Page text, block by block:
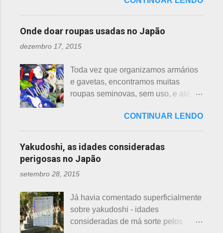
percebeu, pois além da aranha ser
pequena, ele havia...
flores de lotus são grandes, que
brotam de hastes compridas e em
apenas 3 cores, branca, creme e
largas e cor única: verde. As folhas
crescem para o alto, em hastes
longas. As raízes são comestíveis,
produzindo o renkon. Detalhei sobre
flor de lotus, na postagem anterior
e imagens de uma pla...
mais uma das postagens que estava
em rascunho por alguns anos, desde
que passei por estas casas e
descobri pra que serviam essas
acabou esquecido, até que postei
sobre esses baldes de água
dispostos em alguns bairros de
Arashiyama, em Kyoto, inclusive nos
jardins do Heian Jinja. Esses baldes
com água, escritos 消火用, ou Shōka-
yō, balde para combate a incêndios,
incêndios, para que não se
propaguem. A colocação dos baldes
depende de cada associação de
bairro, não sendo, portanto,
Onde doar roupas usadas no Japão
dezembro 17, 2015
Toda vez que organizamos armários
e gavetas, encontramos muitas
roupas seminovas, sem uso, e até
Roupas de crianças, em perfeito
estado, que não servem mais, peças
novas, semi novas, de pouco uso. O
que fazer com elas? No Japão,
deparamos com este problema: a
quem doar. Existem lojas que
acessórios usados, mas nem sempre
tem interesse nas peças, além do
baixo preço oferecido. Doar dá uma
CONTINUAR LENDO
Yakudoshi, as idades consideradas
perigosas no Japão
setembro 28, 2015
Já havia comentado superficialmente
sobre yakudoshi - idades
consideradas de má sorte pelos